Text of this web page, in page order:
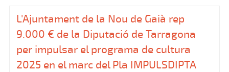
L'Ajuntament de la Nou de Gaià rep
9.000 € de la Diputació de Tarragona
per impulsar el programa de cultura
2025 en el marc del Pla IMPULSDIPTA